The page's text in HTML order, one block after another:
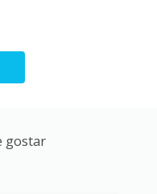
gostar